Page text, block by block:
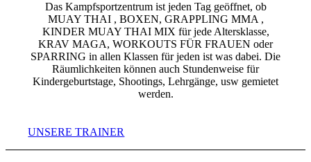
Das Kampfsportzentrum ist jeden Tag geöffnet, ob
MUAY THAI , BOXEN, GRAPPLING MMA ,
KINDER MUAY THAI MIX für jede Altersklasse,
KRAV MAGA, WORKOUTS FÜR FRAUEN oder
SPARRING in allen Klassen für jeden ist was dabei. Die
Räumlichkeiten können auch Stundenweise für
Kindergeburtstage, Shootings, Lehrgänge, usw gemietet
werden.
UNSERE TRAINER